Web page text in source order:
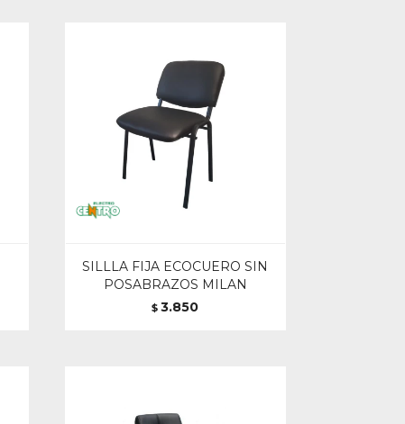
SILLLA FIJA ECOCUERO SIN
POSABRAZOS MILAN
$ 3.850